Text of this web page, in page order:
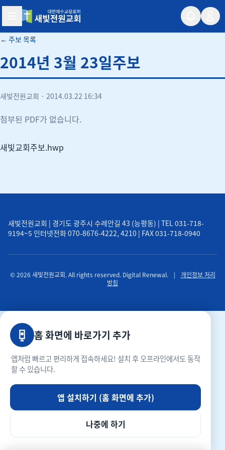
새빛전원교회
← 주보 목록
2014년 3월 23일주보
새빛전원교회 · 2014.03.22 16:34
첨부된 PDF가 없습니다.
새빛교회주보.hwp
새빛전원교회 | 경기도 광주시 수레안길 43 (능평동) | TEL 031-718-
9194~5 인터넷전화 070-8676-4222, 4210 | FAX 031-718-0940
© 2026 새빛전원교회. All rights reserved. Digital Renewal. |
개인정보 처리
방침
홈 화면에 바로가기 추가
앱처럼 빠르고 편리하게 접속하세요! 설치 후 오프라인에서도 동작
할 수 있습니다.
앱 설치하기 (홈 화면에 추가)
나중에 하기